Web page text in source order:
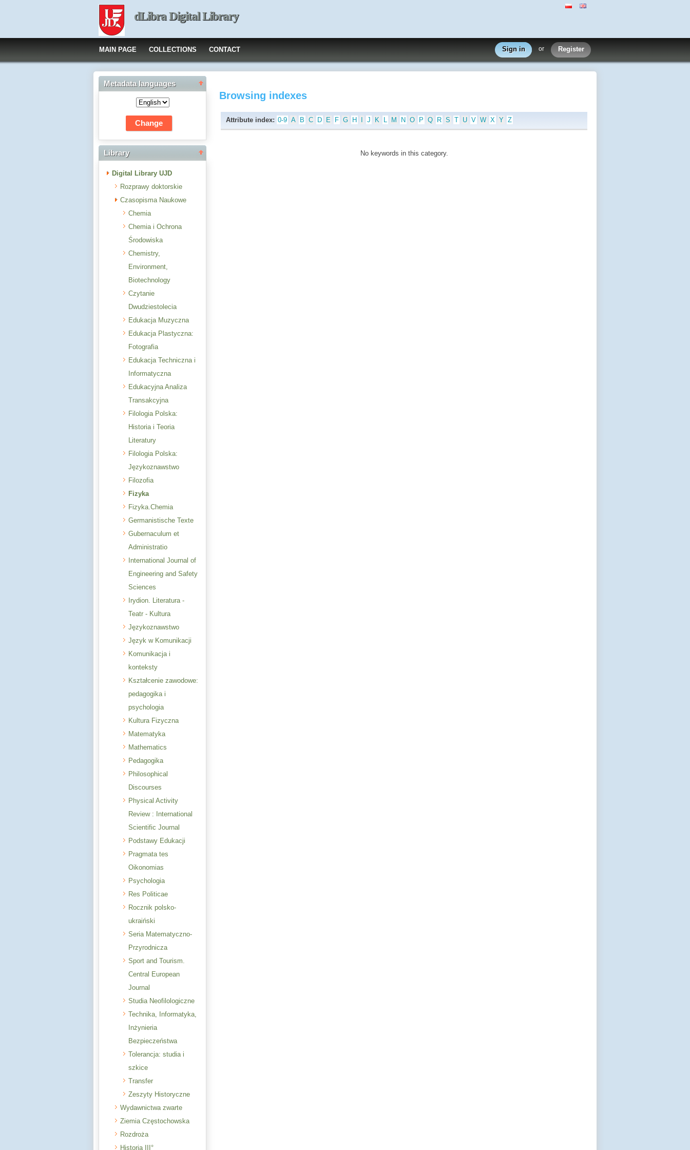
dLibra Digital Library
MAIN PAGE COLLECTIONS CONTACT Sign in or Register
Metadata languages
Library
Digital Library UJD
Rozprawy doktorskie
Czasopisma Naukowe
Chemia
Chemia i Ochrona
Środowiska
Chemistry,
Environment,
Biotechnology
Czytanie
Dwudziestolecia
Edukacja Muzyczna
Edukacja Plastyczna:
Fotografia
Edukacja Techniczna i
Informatyczna
Edukacyjna Analiza
Transakcyjna
Filologia Polska:
Historia i Teoria
Literatury
Filologia Polska:
Językoznawstwo
Filozofia
Fizyka
Fizyka.Chemia
Germanistische Texte
Gubernaculum et
Administratio
International Journal of
Engineering and Safety
Sciences
Irydion. Literatura -
Teatr - Kultura
Językoznawstwo
Język w Komunikacji
Komunikacja i
konteksty
Kształcenie zawodowe:
pedagogika i
psychologia
Kultura Fizyczna
Matematyka
Mathematics
Pedagogika
Philosophical
Discourses
Physical Activity
Review : International
Scientific Journal
Podstawy Edukacji
Pragmata tes
Oikonomias
Psychologia
Res Politicae
Rocznik polsko-
ukraiński
Seria Matematyczno-
Przyrodnicza
Sport and Tourism.
Central European
Journal
Studia Neofilologiczne
Technika, Informatyka,
Inżynieria
Bezpieczeństwa
Tolerancja: studia i
szkice
Transfer
Zeszyty Historyczne
Wydawnictwa zwarte
Ziemia Częstochowska
Rozdroża
Historia III°
Browsing indexes
Attribute index: 0-9 A B C D E F G H J K L M N O P Q R S T U V W X Y Z
No keywords in this category.